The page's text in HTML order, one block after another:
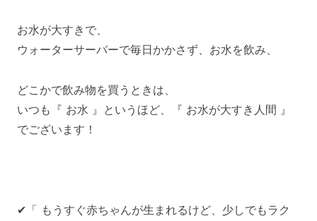
お水が大すきで、
ウォーターサーバーで毎日かかさず、お水を飲み、
どこかで飲み物を買うときは、
いつも『 お水 』というほど、『 お水が大すき人間 』
でございます！
✔「 もうすぐ赤ちゃんが生まれるけど、少しでもラク